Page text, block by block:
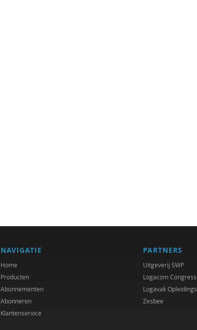
NAVIGATIE
Home
Producten
Abonnementen
Abonneren
Klantenservice
PARTNERS
Uitgeverij SWP
Logacom
Logavak
Zesbee